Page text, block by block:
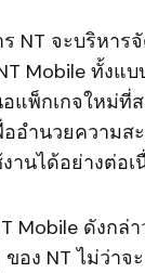
NT จะบริหาร
Mobile ทั้งแ
อแพ็กเกจใหม่ที่
ออำนวยความส
านได้อย่างต่อเ
Mobile ดังกล่
อง NT ไม่ว่าจ